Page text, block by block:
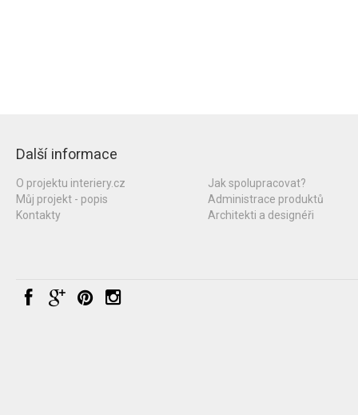
Další informace
O projektu interiery.cz
Můj projekt - popis
Kontakty
Jak spolupracovat?
Administrace produktů
Architekti a designéři